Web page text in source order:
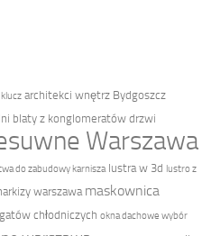
architekci wnętrz Bydgoszcz
blaty z konglomeratów drzwi
Warszawa
do zabudowy karnisza lustra w 3d lustro z
warszawa maskownica
chłodniczych okna dachowe wybór